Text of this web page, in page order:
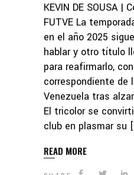
KEVIN DE SOUSA |
FUTVE La
en el año 2025
hablar y otro título
para reafirmarlo,
correspondiente de
Venezuela tras
El tricolor se
club en plasmar su
READ MORE